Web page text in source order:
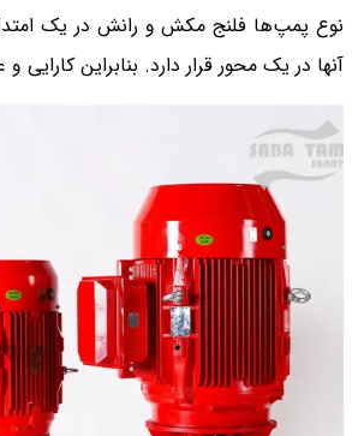
نوع پمپ‌ها فلنج مکش و رانش در یک
آنها در یک محور قرار دارد. بنابراین کارایی